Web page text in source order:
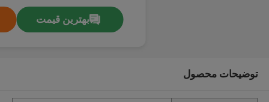
بهترین قیمت
توضیحات محصول